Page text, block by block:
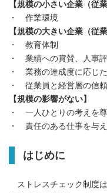
【規模の小さい企業（従
・ 作業環境
【規模の大きい企業（従
・ 教育体制
・ 業績への賞賛、人事
・ 業務の達成度に応じ
・ 従業員と経営層の信
【規模の影響がない】
・ 一人ひとりの考えを
・ 責任のある仕事を与
はじめに
ストレスチェック制度